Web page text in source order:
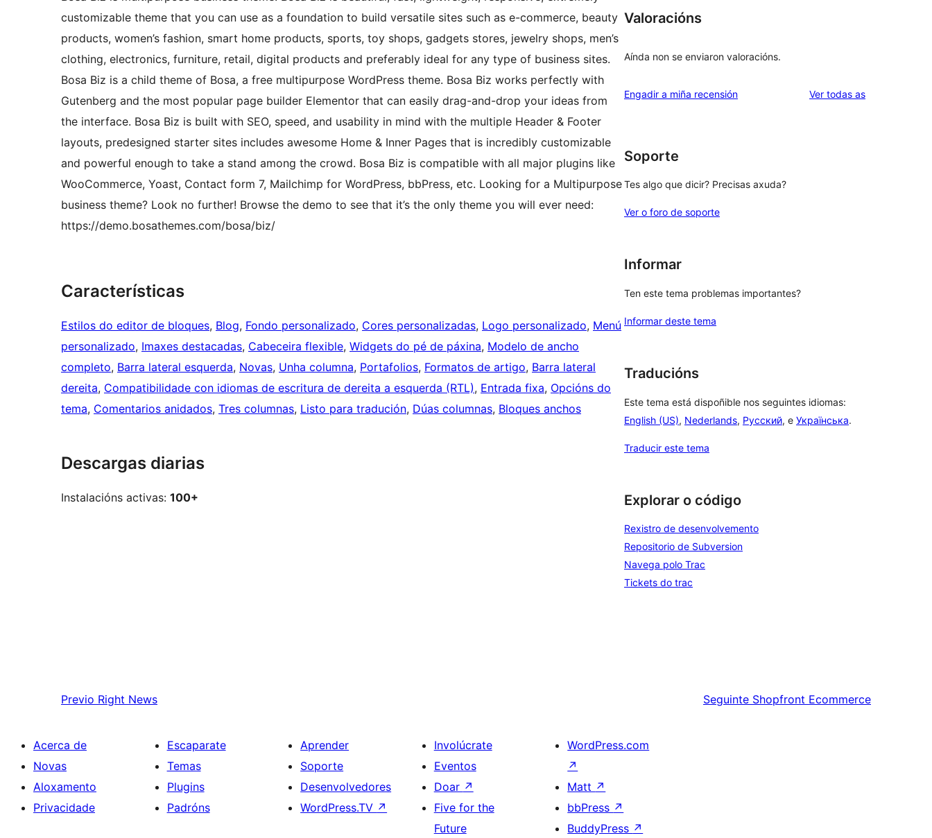
customizable theme that you can use as a foundation to build versatile sites such as e-commerce, beauty
products, women’s fashion, smart home products, sports, toy shops, gadgets stores, jewelry shops, men’s
clothing, electronics, furniture, retail, digital products and preferably ideal for any type of business sites.
Bosa Biz is a child theme of Bosa, a free multipurpose WordPress theme. Bosa Biz works perfectly with
Gutenberg and the most popular page builder Elementor that can easily drag-and-drop your ideas from
the interface. Bosa Biz is built with SEO, speed, and usability in mind with the multiple Header & Footer
layouts, predesigned starter sites includes awesome Home & Inner Pages that is incredibly customizable
and powerful enough to take a stand among the crowd. Bosa Biz is compatible with all major plugins like
WooCommerce, Yoast, Contact form 7, Mailchimp for WordPress, bbPress, etc. Looking for a Multipurpose
business theme? Look no further! Browse the demo to see that it’s the only theme you will ever need:
https://demo.bosathemes.com/bosa/biz/
Características
Estilos do editor de bloques, Blog, Fondo personalizado, Cores personalizadas, Logo personalizado, Menú
personalizado, Imaxes destacadas, Cabeceira flexible, Widgets do pé de páxina, Modelo de ancho
completo, Barra lateral esquerda, Novas, Unha columna, Portafolios, Formatos de artigo, Barra lateral
dereita, Compatibilidade con idiomas de escritura de dereita a esquerda (RTL), Entrada fixa, Opcións do
tema, Comentarios anidados, Tres columnas, Listo para tradución, Dúas columnas, Bloques anchos
Descargas diarias
Instalacións activas: 100+
Valoracións
Aínda non se enviaron valoracións.
Engadir a miña recensión Ver todas asvaloracións
Soporte
Tes algo que dicir? Precisas axuda?
Ver o foro de soporte
Informar
Ten este tema problemas importantes?
Informar deste tema
Traducións
Este tema está dispoñible nos seguintes idiomas:
English (US), Nederlands, Русский, e Українська.
Traducir este tema
Explorar o código
Rexistro de desenvolvemento
Repositorio de Subversion
Navega polo Trac
Tickets do trac
Previo Right News Seguinte Shopfront Ecommerce
Acerca de
Novas
Aloxamento
Privacidade
Escaparate
Temas
Plugins
Padróns
Aprender
Soporte
Desenvolvedores
WordPress.TV ↗
Involúcrate
Eventos
Doar ↗
Five for the
Future
WordPress.com
↗
Matt ↗
bbPress ↗
BuddyPress ↗